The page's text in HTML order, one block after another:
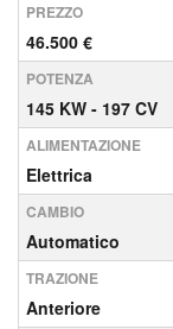
PREZZO
46.500 €
POTENZA
145 KW - 197 CV
ALIMENTAZIONE
Elettrica
CAMBIO
Automatico
TRAZIONE
Anteriore